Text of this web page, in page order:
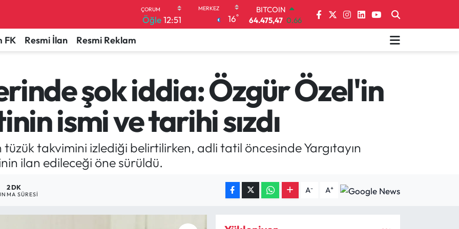
Öğle12:51 16°
DOLAR
47,5971 0.05
EURO
6527.85 0.54
BİST100
13.703
BITCOIN
64.475,47
FK Resmi İlan Resmi Reklam
şok iddia: Özgür Özel'in
ismi ve tarihi sızdı
tüzük takvimini izlediği belirtilirken, adli tatil öncesinde Yargıtayın
ilan edileceği öne sürüldü.
2 DK
SÜRESI A- A+